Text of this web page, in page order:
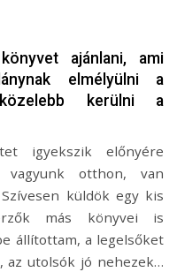
ajánlani, ami
elmélyülni a
kerülni a
igyekszik előnyére
otthon, van
küldök egy kis
más könyvei is
állítottam, a legelsőket
az utolsók jó nehezek…